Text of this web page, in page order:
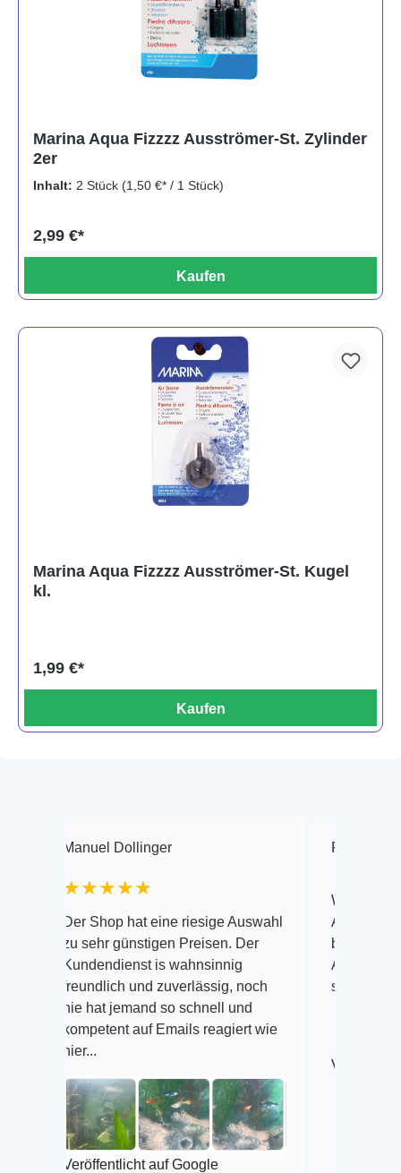
Marina Aqua Fizzzz Ausströmer-St. Zylinder
2er
Inhalt: 2 Stück (1,50 €* / 1 Stück)
2,99 €*
Kaufen
Marina Aqua Fizzzz Ausströmer-St. Kugel
kl.
1,99 €*
Kaufen
Dollinger
Shop hat eine riesige Auswahl
sehr günstigen Preisen. Der
is wahnsinnig
und zuverlässig, noch
hat jemand so schnell und
auf Emails reagiert wie
auf Google
Frank Hackmayer
Warenanlieferung
Auswahl plus
befinden der Fische
Alles ist quick
super Zustand.
Veröffentlicht auf